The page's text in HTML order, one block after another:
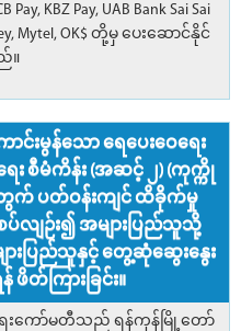
KBZ Pay, UAB Bank Sai Sai
Mytel, OK$ တို့မှ ပေးဆောင်နိုင်
။
းမွန်သော ရေပေးဝေရေး
း စီမံကိန်း (အဆင့် ၂) (ကုက္ကို
တွက် ပတ်ဝန်းကျင် ထိခိုက်မှု
ပ်လျဉ်း၍ အများပြည်သူသို့
ားပြည်သူနှင့် တွေ့ဆုံဆွေးနွေး
တ်ကြားခြင်း။
းကော်မတီသည် ရန်ကုန်မြို့တော်